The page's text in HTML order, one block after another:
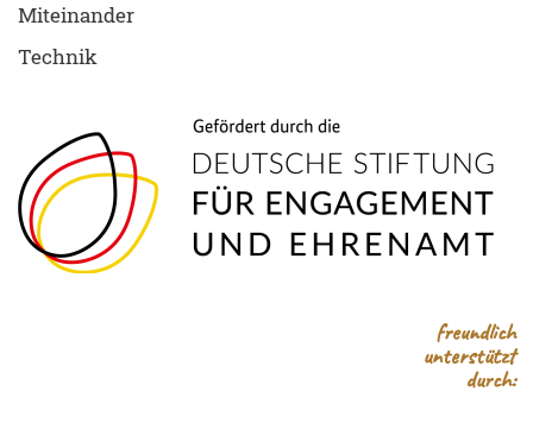
Miteinander
Technik
freundlich
unterstützt
durch: